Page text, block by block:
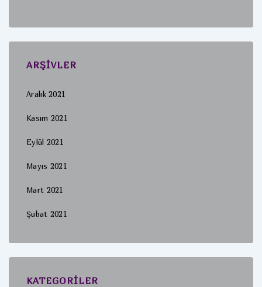
ARŞIVLER
Aralık 2021
Kasım 2021
Eylül 2021
Mayıs 2021
Mart 2021
Şubat 2021
KATEGORILER